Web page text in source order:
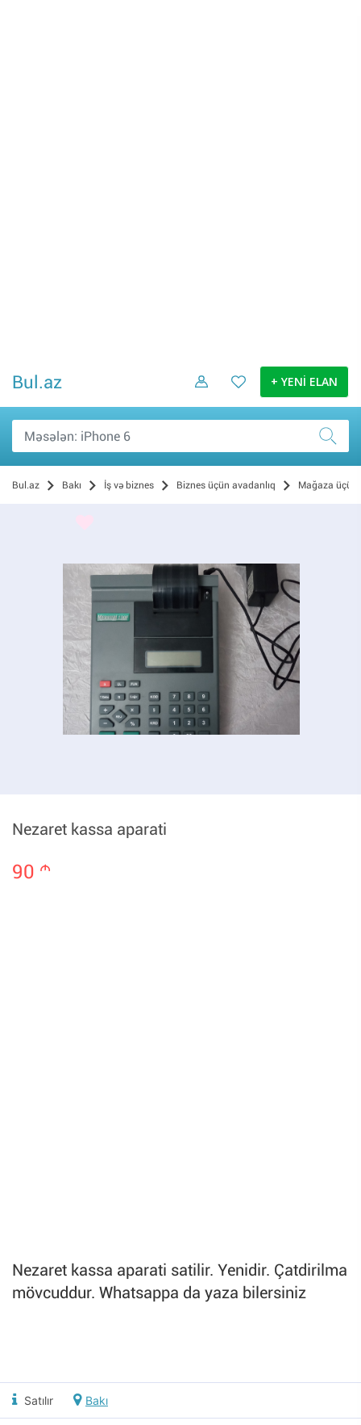
Bul.az + YENİ ELAN
Bul.az Bakı İş və biznes Biznes üçün avadanlıq Mağaza üçün
Nezaret kassa aparati
90 m
Nezaret kassa aparati satilir. Yenidir. Çatdirilma
mövcuddur. Whatsappa da yaza bilersiniz
Satılır Bakı